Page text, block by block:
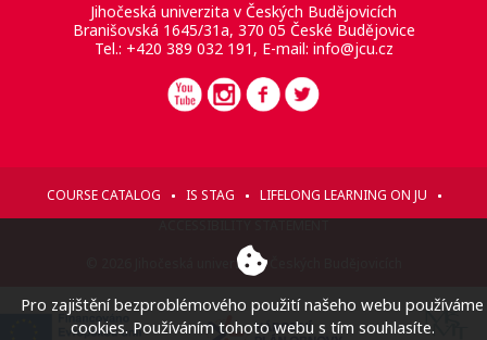
Jihočeská univerzita v Českých Budějovicích
Branišovská 1645/31a, 370 05 České Budějovice
Tel.: +420 389 032 191, E-mail: info@jcu.cz
COURSE CATALOG IS STAG
LIFELONG LEARNING ON JU
© 2026 Jihočeská univerzita v Českých Budějovicích
Pro zajištění bezproblémového použití našeho webu používáme
cookies. Používáním tohoto webu s tím souhlasíte.